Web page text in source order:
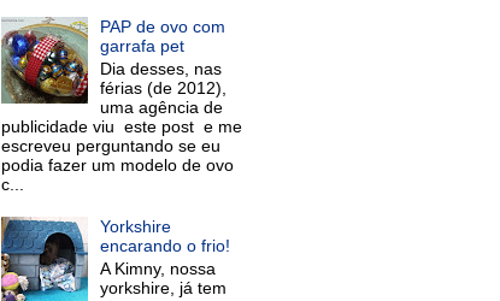
PAP de ovo com
garrafa pet
Dia desses, nas
férias (de 2012),
uma agência de
publicidade viu este post e me
escreveu perguntando se eu
podia fazer um modelo de ovo
c...
Yorkshire
encarando o frio!
A Kimny, nossa
yorkshire, já tem